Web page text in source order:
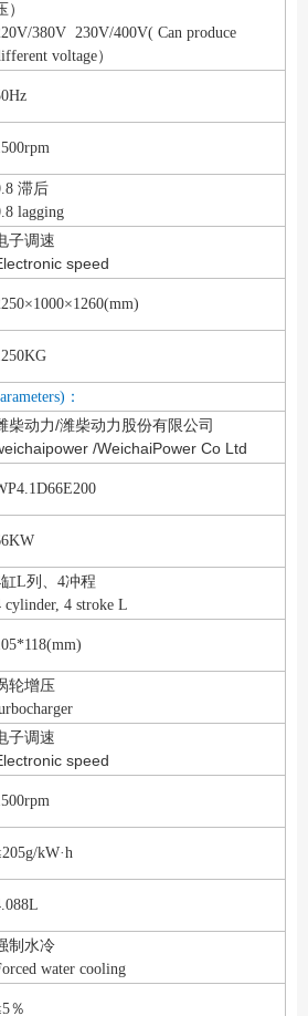
）
380V 230V/400V( Can produce
voltage）
滞后
lagging
子调速
speed
：
柴动力/潍柴动力股份有限公司
/WeichaiPower Co Ltd
L列、4冲程
cylinder, 4 stroke L
轮增压
子调速
speed
kW·h
制水冷
water cooling
％